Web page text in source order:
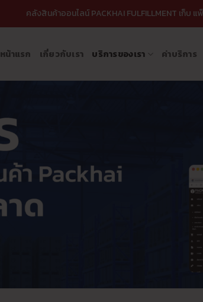
คลังสินค้าออนไลน์ PACKHAI FULFILLMENT เก็บ
หน้าแรก เกี่ยวกับเรา บริการของเรา ค่าบริการ